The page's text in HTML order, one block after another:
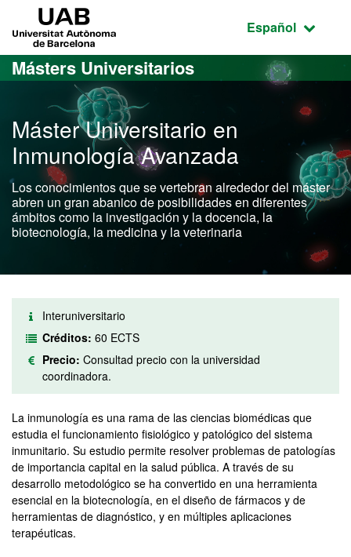
Acceso al contenido principal
Acceso a la navegación de la página
Idioma
Español
Másters Universitarios
Máster Universitario en
Inmunología Avanzada
Los conocimientos que se vertebran alrededor del máster
abren un gran abanico de posibilidades en diferentes
ámbitos como la investigación y la docencia, la
biotecnología, la medicina y la veterinaria
Interuniversitario
Créditos: 60 ECTS
Precio: Consultad precio con la universidad
coordinadora.
La inmunología es una rama de las ciencias biomédicas que
estudia el funcionamiento fisiológico y patológico del sistema
inmunitario. Su estudio permite resolver problemas de patologías
de importancia capital en la salud pública. A través de su
desarrollo metodológico se ha convertido en una herramienta
esencial en la biotecnología, en el diseño de fármacos y de
herramientas de diagnóstico, y en múltiples aplicaciones
terapéuticas.